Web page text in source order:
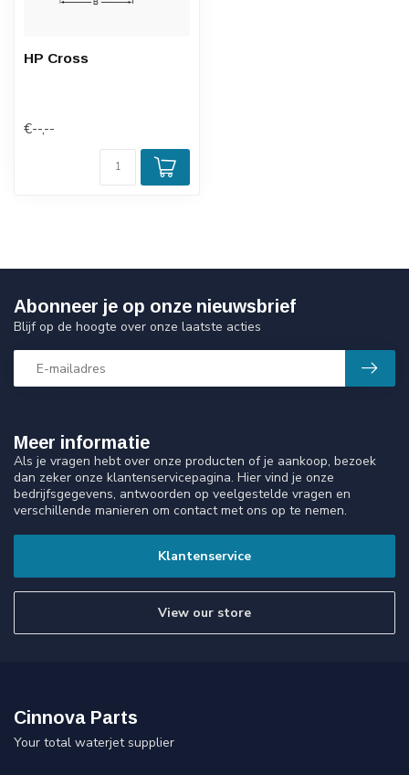
HP Cross
€--,--
Meer informatie
Als je vragen hebt over onze producten of je aankoop, bezoek
dan zeker onze klantenservicepagina. Hier vind je onze
bedrijfsgegevens, antwoorden op veelgestelde vragen en
verschillende manieren om contact met ons op te nemen.
Klantenservice
View our store
Abonneer je op onze nieuwsbrief
Blijf op de hoogte over onze laatste acties
Cinnova Parts
Your total waterjet supplier